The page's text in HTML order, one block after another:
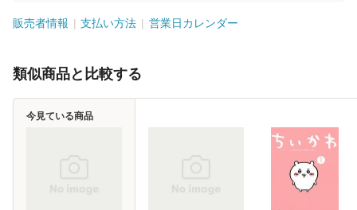
販売者情報 支払い方法 営業日カレンダー
類似商品と比較する
今見ている商品